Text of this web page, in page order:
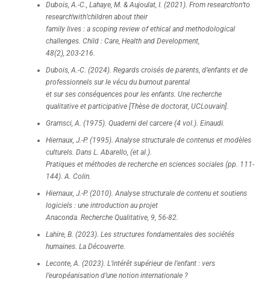
Dubois, A.-C., Lahaye, M. & Aujoulat, I. (2021). From research‘on’to
research‘with’children about their
family lives : a scoping review of ethical and methodological
challenges. Child : Care, Health and Development,
48(2), 203-216.
Dubois, A.-C. (2024). Regards croisés de parents, d’enfants et de
professionnels sur le vécu du burnout parental
et sur ses conséquences pour les enfants. Une recherche
qualitative et participative [Thèse de doctorat, UCLouvain].
Gramsci, A. (1975). Quaderni del carcere (4 vol.). Einaudi.
Hiernaux, J.-P. (1995). Analyse structurale de contenus et modèles
culturels. Dans L. Abarello, (et al.).
Pratiques et méthodes de recherche en sciences sociales (pp. 111-
144). A. Colin.
Hiernaux, J.-P. (2010). Analyse structurale de contenu et soutiens
logiciels : une introduction au projet
Anaconda. Recherche Qualitative, 9, 56-82.
Lahire, B. (2023). Les structures fondamentales des sociétés
humaines. La Découverte.
Leconte, A. (2023). L’intérêt supérieur de l’enfant : vers
l’européanisation d’une notion internationale ?